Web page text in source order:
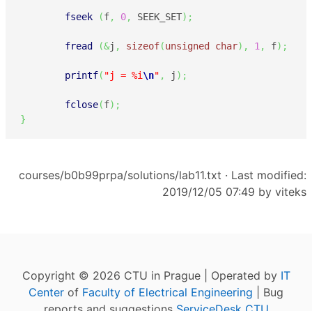
fseek (f, 0, SEEK_SET) ;
fread (&j , sizeof(unsigned char) , 1 , f) ;
printf( "j = %i \n" , j ) ;
fclose(f) ;
}
courses/b0b99prpa/solutions/lab11.txt · Last modified:
2019/12/05 07:49 by viteks
Copyright © 2026 CTU in Prague | Operated by IT
Center of Faculty of Electrical Engineering | Bug